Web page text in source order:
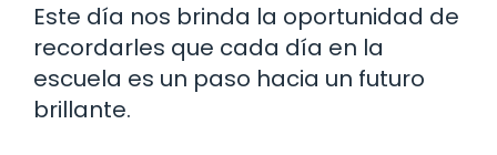
Este día nos brinda la oportunidad de
recordarles que cada día en la
escuela es un paso hacia un futuro
brillante.